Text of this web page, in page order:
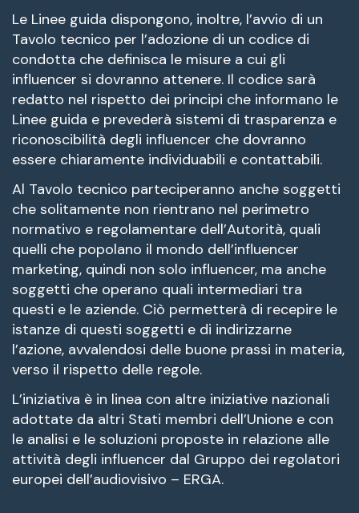
Le Linee guida dispongono, inoltre, l’avvio di un
Tavolo tecnico per l’adozione di un codice di
condotta che definisca le misure a cui gli
influencer si dovranno attenere. Il codice sarà
redatto nel rispetto dei principi che informano le
Linee guida e prevederà sistemi di trasparenza e
riconoscibilità degli influencer che dovranno
essere chiaramente individuabili e contattabili.
Al Tavolo tecnico parteciperanno anche soggetti
che solitamente non rientrano nel perimetro
normativo e regolamentare dell’Autorità, quali
quelli che popolano il mondo dell’influencer
marketing, quindi non solo influencer, ma anche
soggetti che operano quali intermediari tra
questi e le aziende. Ciò permetterà di recepire le
istanze di questi soggetti e di indirizzarne
l’azione, avvalendosi delle buone prassi in materia,
verso il rispetto delle regole.
L’iniziativa è in linea con altre iniziative nazionali
adottate da altri Stati membri dell’Unione e con
le analisi e le soluzioni proposte in relazione alle
attività degli influencer dal Gruppo dei regolatori
europei dell’audiovisivo – ERGA.